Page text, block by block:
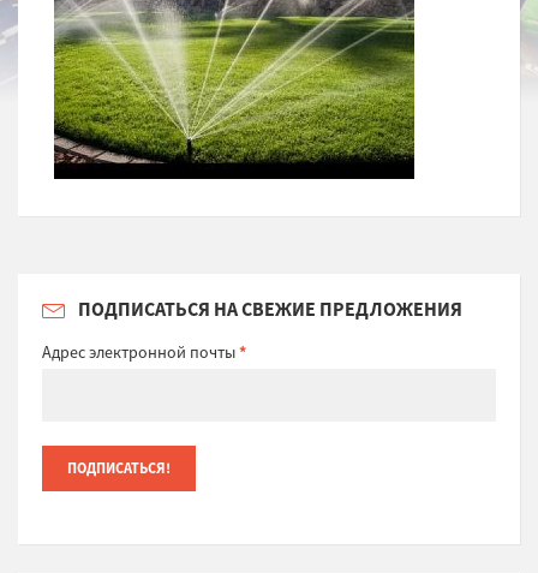
ПОДПИСАТЬСЯ НА СВЕЖИЕ ПРЕДЛОЖЕНИЯ
Адрес электронной почты*